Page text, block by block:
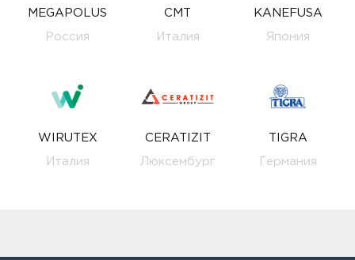
MEGAPOLUS
Россия
CMT
Италия
KANEFUSA
Япония
WIRUTEX
Италия
CERATIZIT
Люксембург
TIGRA
Германия